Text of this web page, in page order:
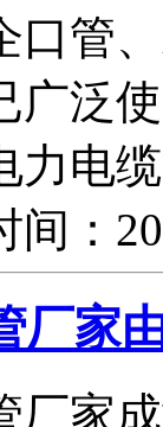
口管
广泛
力电
间：
厂家
厂家